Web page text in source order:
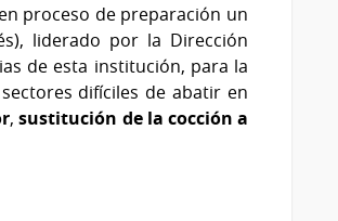
proceso de preparación un
liderado por la Dirección
de esta institución, para la
difíciles de abatir en
,sustitución de la cocción a